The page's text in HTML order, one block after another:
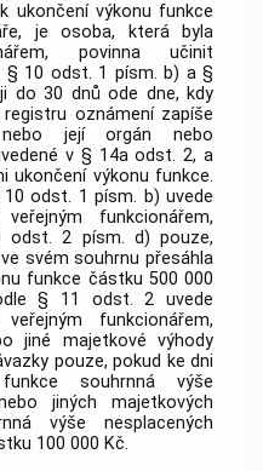
ukončení výkonu funkce
je osoba, která byla
povinna učinit
§ 10 odst. 1 písm. b) a §
do 30 dnů ode dne, kdy
oznámení zapíše
její orgán nebo
v § 14a odst. 2, a
ukončení výkonu funkce.
odst. 1 písm. b) uvede
funkcionářem,
odst. 2 písm. d) pouze,
svém souhrnu přesáhla
funkce částku 500 000
§ 11 odst. 2 uvede
funkcionářem,
jiné majetkové výhody
pouze, pokud ke dni
souhrnná výše
jiných majetkových
výše nesplacených
100 000 Kč.